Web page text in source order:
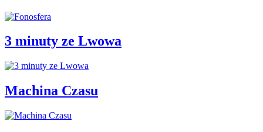
3 minuty ze Lwowa
Machina Czasu